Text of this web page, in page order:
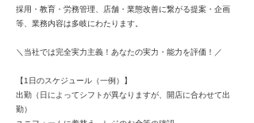
採用・教育・労務管理、店舗・業態改善に繋がる提案・企画
等、業務内容は多岐にわたります。
＼当社では完全実力主義！あなたの実力・能力を評価！／
【1日のスケジュール（一例）】
出勤（日によってシフトが異なりますが、開店に合わせて出
勤）